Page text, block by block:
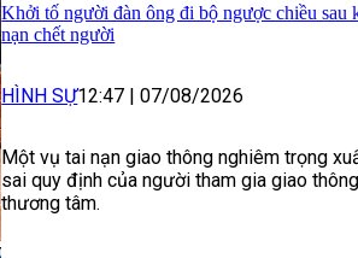
Khởi tố người đàn ông đi bộ ngược chiều sau
nạn chết người
HÌNH SỰ12:47 | 07/08/2026
Một vụ tai nạn giao thông nghiêm trọng
sai quy định của người tham gia giao
thương tâm.